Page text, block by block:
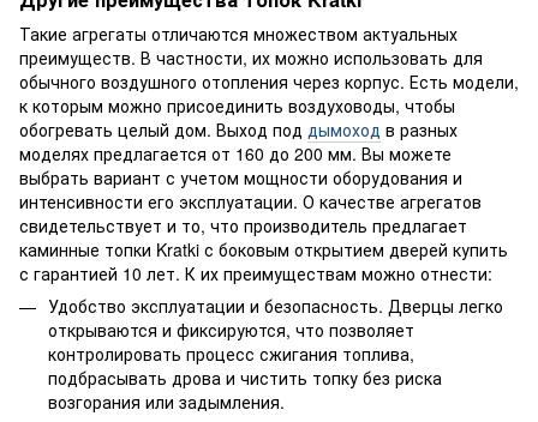
Такие агрегаты отличаются множеством актуальных
преимуществ. В частности, их можно использовать для
обычного воздушного отопления через корпус. Есть модели,
к которым можно присоединить воздуховоды, чтобы
обогревать целый дом. Выход под дымоход в разных
моделях предлагается от 160 до 200 мм. Вы можете
выбрать вариант с учетом мощности оборудования и
интенсивности его эксплуатации. О качестве агрегатов
свидетельствует и то, что производитель предлагает
каминные топки Kratki с боковым открытием дверей купить
с гарантией 10 лет. К их преимуществам можно отнести:
Удобство эксплуатации и безопасность. Дверцы легко
открываются и фиксируются, что позволяет
контролировать процесс сжигания топлива,
подбрасывать дрова и чистить топку без риска
возгорания или задымления.